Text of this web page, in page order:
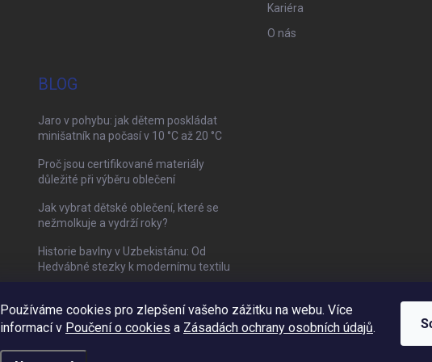
Používáme cookies pro zlepšení vašeho zážitku na webu. Více
informací v Poučení o cookies a Zásadách ochrany osobních údajů.
Kariéra
O nás
BLOG
Jaro v pohybu: jak dětem poskládat
minišatník na počasí v 10 °C až 20 °C
Proč jsou certifikované materiály
důležité při výběru oblečení
Jak vybrat dětské oblečení, které se
nežmolkuje a vydrží roky?
Historie bavlny v Uzbekistánu: Od
Hedvábné stezky k modernímu textilu
Mamazone | Allegro.cz | Řešení sporů on-line